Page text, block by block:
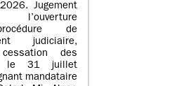
Jugement
l’ouverture
de
judiciaire,
des
le 31 juillet
mandataire